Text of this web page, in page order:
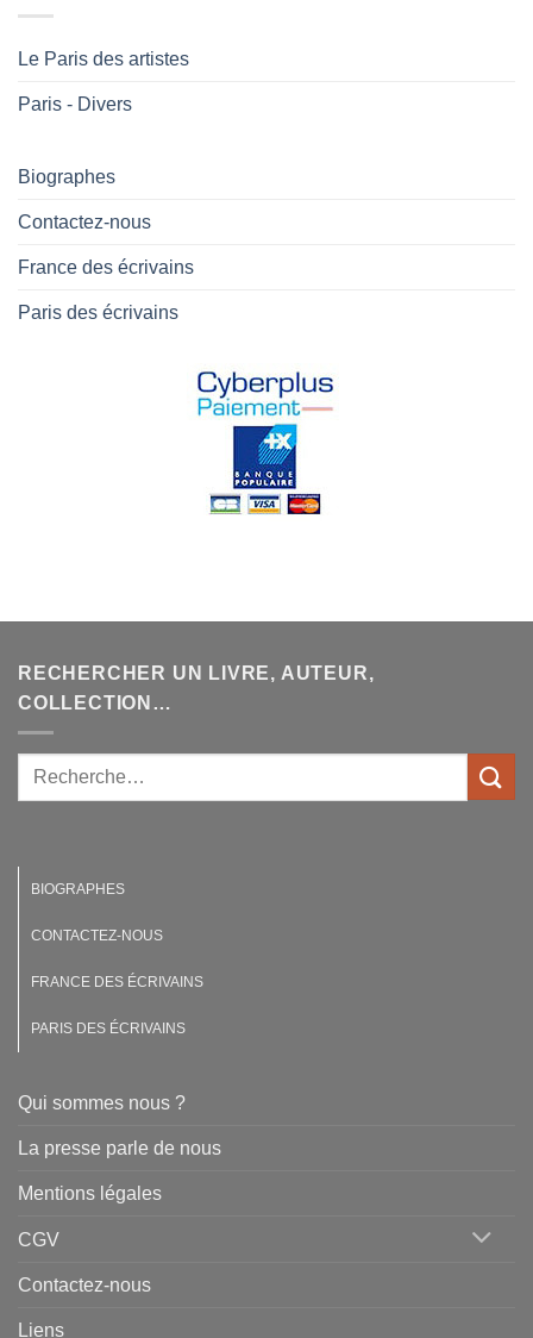
Le Paris des artistes
Paris - Divers
Biographes
Contactez-nous
France des écrivains
Paris des écrivains
RECHERCHER UN LIVRE, AUTEUR,
COLLECTION…
BIOGRAPHES
CONTACTEZ-NOUS
FRANCE DES ÉCRIVAINS
PARIS DES ÉCRIVAINS
Qui sommes nous ?
La presse parle de nous
Mentions légales
CGV
Contactez-nous
Liens